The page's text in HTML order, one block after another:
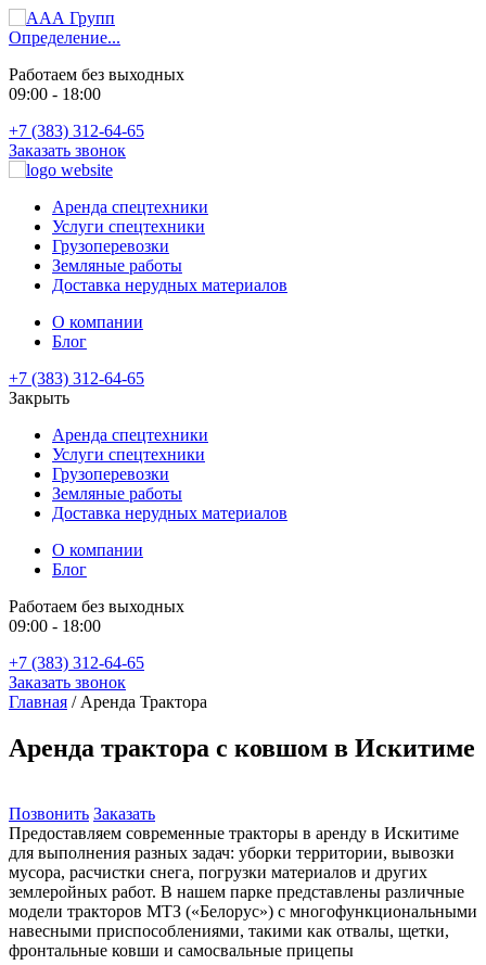
Определение...
Работаем без выходных
09:00 - 18:00
+7 (383) 312-64-65
Заказать звонок
Аренда спецтехники
Услуги спецтехники
Грузоперевозки
Земляные работы
Доставка нерудных материалов
О компании
Блог
+7 (383) 312-64-65
Закрыть
Аренда спецтехники
Услуги спецтехники
Грузоперевозки
Земляные работы
Доставка нерудных материалов
О компании
Блог
Работаем без выходных
09:00 - 18:00
+7 (383) 312-64-65
Заказать звонок
Главная / Аренда Трактора
Аренда трактора с ковшом в Искитиме
Позвонить Заказать
Предоставляем современные тракторы в аренду в Искитиме
для выполнения разных задач: уборки территории, вывозки
мусора, расчистки снега, погрузки материалов и других
землеройных работ. В нашем парке представлены различные
модели тракторов МТЗ («Белорус») с многофункциональными
навесными приспособлениями, такими как отвалы, щетки,
фронтальные ковши и самосвальные прицепы